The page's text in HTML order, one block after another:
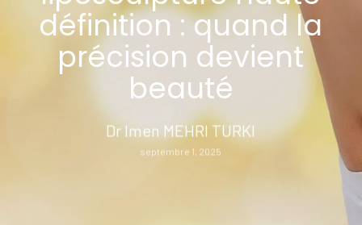
définition : quand la
précision devient
beauté
Dr Imen MEHRI TURKI
septembre 1, 2025